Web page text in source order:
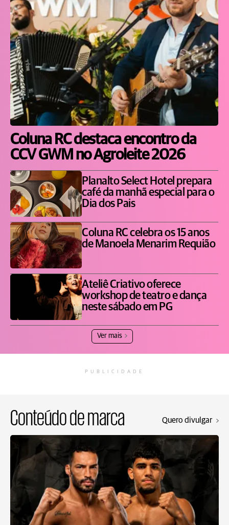
Coluna RC destaca encontro da
CCV GWM no Agroleite 2026
Planalto Select Hotel prepara
café da manhã especial para o
Dia dos Pais
Coluna RC celebra os 15 anos
de Manoela Menarim Requião
Ateliê Criativo oferece
workshop de teatro e dança
neste sábado em PG
Ver mais
PUBLICIDADE
Conteúdo de marca Quero divulgar